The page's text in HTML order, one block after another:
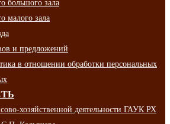
большого зала
малого зала
и предложений
в отношении обработки персональных
хозяйственной деятельности ГАУК РХ